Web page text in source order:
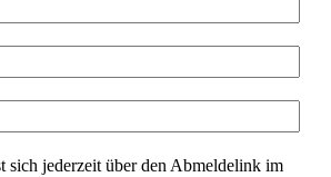
sich jederzeit über den Abmeldelink im